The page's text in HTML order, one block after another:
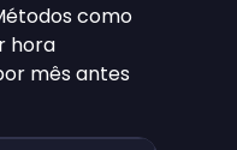
como
hora
mês antes